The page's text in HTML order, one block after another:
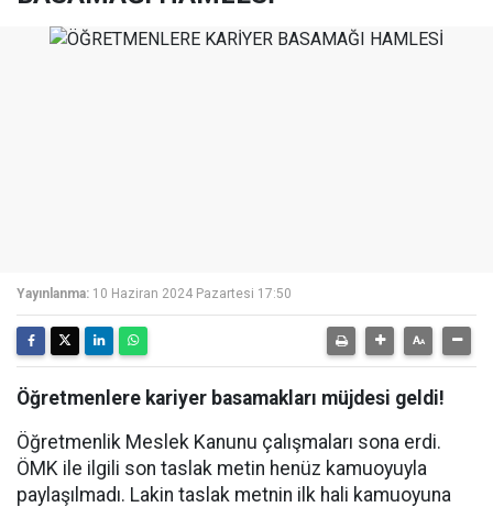
Yayınlanma: 10 Haziran 2024 Pazartesi 17:50
Öğretmenlere kariyer basamakları müjdesi geldi!
Öğretmenlik Meslek Kanunu çalışmaları sona erdi.
ÖMK ile ilgili son taslak metin henüz kamuoyuyla
paylaşılmadı. Lakin taslak metnin ilk hali kamuoyuna